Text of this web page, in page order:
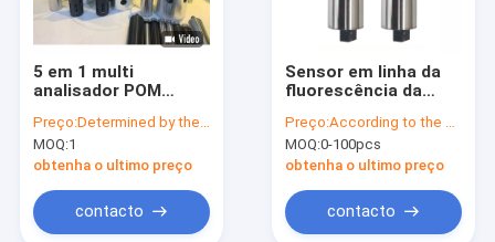
Excursão da fábrica
Peça umas citações
5 em 1 multi
analisador POM
Quality Tester da
água do parâmetro
Preço:Determined by the number of specific orders
MOQ:1
obtenha o ultimo preço
contacto
Sensor em linha da
fluorescência da
monitoração da
qualidade do
ambiente da água
Preço:According to the specific quantity
MOQ:0-100pcs
obtenha o ultimo preço
contacto